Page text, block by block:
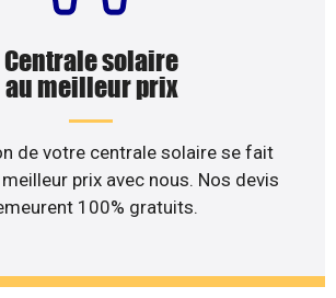
Centrale solaire
au meilleur prix
de votre centrale solaire se fait
prix avec nous. Nos devis
100% gratuits.